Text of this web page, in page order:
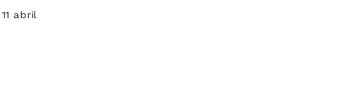
11 abril